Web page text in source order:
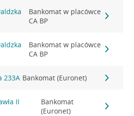
Bankomat w placówce
CA BP
Bankomat w placówce
CA BP
233A Bankomat (Euronet)
II
Bankomat
(Euronet)